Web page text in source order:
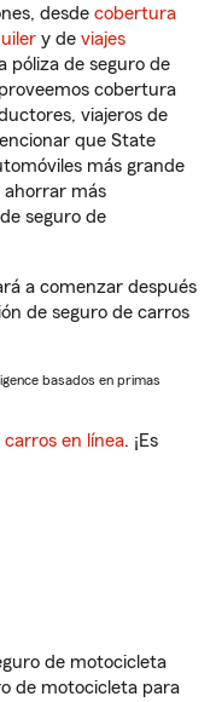
desde cobertura
y de viajes
póliza de seguro de
cobertura
viajeros de
que State
más grande
ahorrar más
seguro de
a comenzar después
de seguro de carros
basados en primas
en línea. ¡Es
de motocicleta
de motocicleta para